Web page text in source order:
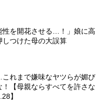
性を開花させる…！」娘に高
つけた母の大誤算
れまで嫌味なヤツらが媚び
【母親ならすべてを許さな
】